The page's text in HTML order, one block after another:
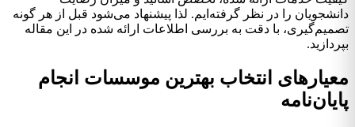
دانشجویان را در نظر گرفته‌ایم. لذا پیشنهاد می‌شود قبل از هر گونه
تصمیم‌گیری، با دقت به بررسی اطلاعات ارائه شده در این مقاله
بپردازید.
معیارهای انتخاب بهترین موسسات انجام
پایان‌نامه